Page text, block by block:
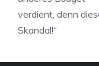
verdient, denn
Skandal!“